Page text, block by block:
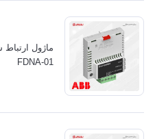
FDNA-01